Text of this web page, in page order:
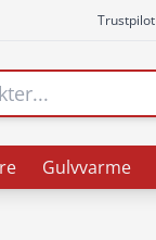
Trustpilot
Gulvvarme